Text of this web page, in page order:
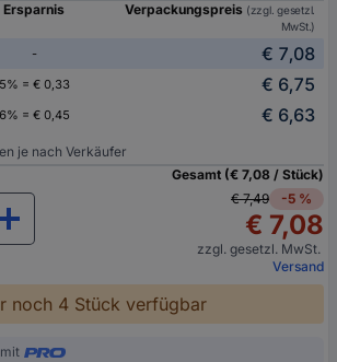
Ersparnis Verpackungspreis (zzgl. gesetzl.
MwSt.)
-
€ 7,08
5% = € 0,33
€ 6,75
6% = € 0,45 € 6,63
je nach Verkäufer
Gesamt (€ 7,08 / Stück)
€ 7,49
-5 %
€ 7,08
zzgl. gesetzl. MwSt.
Versand
noch 4 Stück verfügbar